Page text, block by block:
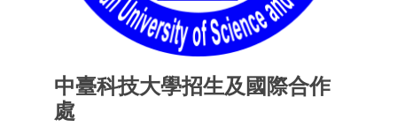
中臺科技大學招生及國際合作
處